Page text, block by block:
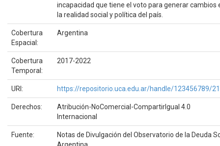
incapacidad que tiene el voto para generar cambios
la realidad social y política del país.
Cobertura
Espacial:
Argentina
Cobertura
Temporal:
2017-2022
URI: https://repositorio.uca.edu.ar/handle/123456789/
Derechos:
Atribución-NoComercial-CompartirIgual 4.0
Internacional
Fuente:
Notas de Divulgación del Observatorio de la Deuda